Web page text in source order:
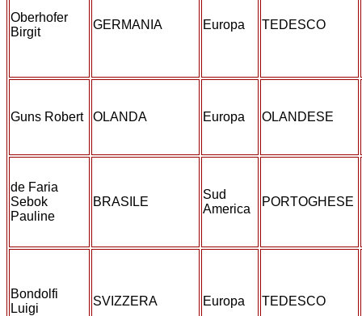
Oberhofer
Birgit
GERMANIA Europa TEDESCO
Guns Robert OLANDA Europa OLANDESE
de Faria
Sebok
Pauline
BRASILE
Sud
America
PORTOGHESE
Bondolfi
Luigi
SVIZZERA Europa TEDESCO